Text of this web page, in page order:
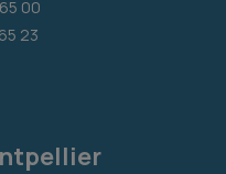
00
23